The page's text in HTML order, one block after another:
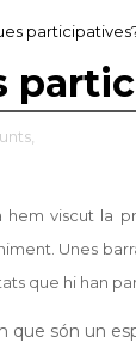
viscut la
Unes
que hi han
que són un